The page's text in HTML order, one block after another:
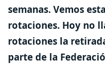
semanas. Vemos
rotaciones. Hoy no
rotaciones la
parte de la